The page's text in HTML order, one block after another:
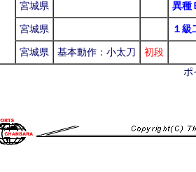
宮城県 異種
宮城県 １級
宮城県 基本動作：小太刀
初段
ポ